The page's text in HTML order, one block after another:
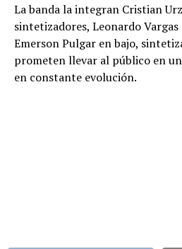
La banda la integran Cristian
sintetizadores, Leonardo
Emerson Pulgar en bajo,
prometen llevar al público en
en constante evolución.